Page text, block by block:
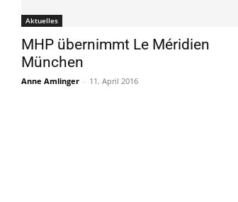
Aktuelles
MHP übernimmt Le Méridien
München
Anne Amlinger - 11. April 2016